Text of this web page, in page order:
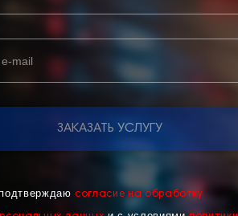
ЗАКАЗАТЬ УСЛУГУ
согласие на обработку